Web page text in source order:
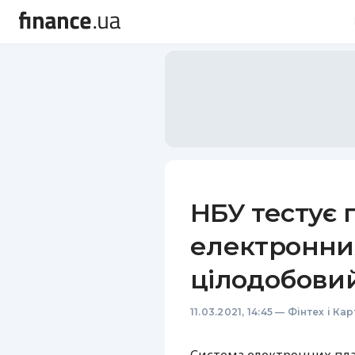
НБУ тестує
11.03.2021, 14:45 — Фінтех і